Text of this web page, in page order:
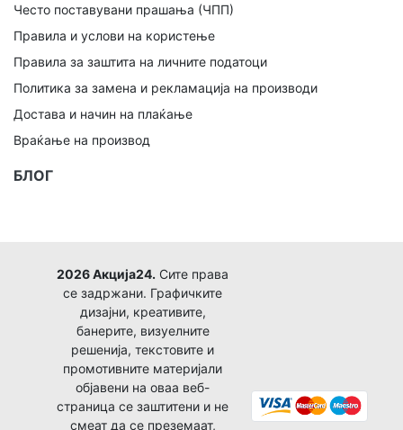
Често поставувани прашања (ЧПП)
Правила и услови на користење
Правила за заштита на личните податоци
Политика за замена и рекламација на производи
Достава и начин на плаќање
Враќање на производ
БЛОГ
2026 Акција24. Сите права
се задржани. Графичките
дизајни, креативите,
банерите, визуелните
решенија, текстовите и
промотивните материјали
објавени на оваа веб-
страница се заштитени и не
смеат да се преземаат,